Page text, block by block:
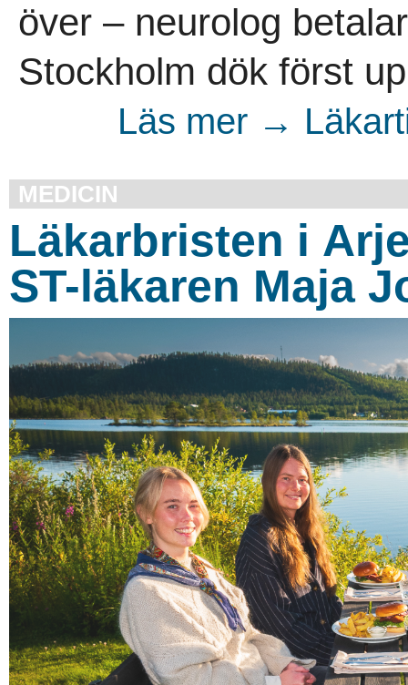
över – neurolog
Stockholm dök först
Läs mer →
MEDICIN
Läkarbristen i
ST-läkaren Maja